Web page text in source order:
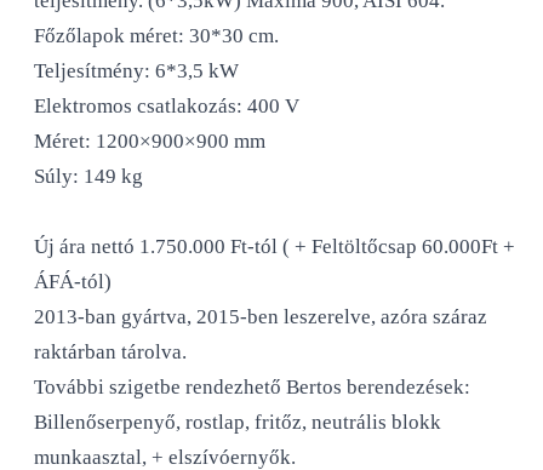
Főzőlapok méret: 30*30 cm.
Teljesítmény: 6*3,5 kW
Elektromos csatlakozás: 400 V
Méret: 1200×900×900 mm
Súly: 149 kg
Új ára nettó 1.750.000 Ft-tól ( + Feltöltőcsap 60.000Ft +
ÁFÁ-tól)
2013-ban gyártva, 2015-ben leszerelve, azóra száraz
raktárban tárolva.
További szigetbe rendezhető Bertos berendezések:
Billenőserpenyő, rostlap, fritőz, neutrális blokk
munkaasztal, + elszívóernyők.